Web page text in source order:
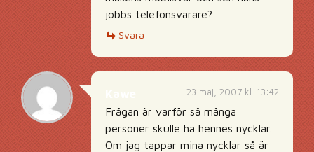
jobbs telefonsvarare?
Svara
23 maj, 2007 kl. 13:42
Frågan är varför så många
personer skulle ha hennes nycklar.
Om jag tappar mina nycklar så är